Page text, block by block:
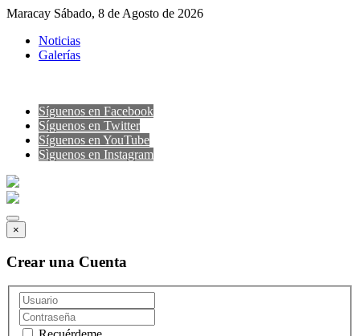
Maracay Sábado, 8 de Agosto de 2026
Noticias
Galerías
Síguenos en Facebook
Síguenos en Twitter
Síguenos en YouTube
Sìguenos en Instagram
×
Crear una Cuenta